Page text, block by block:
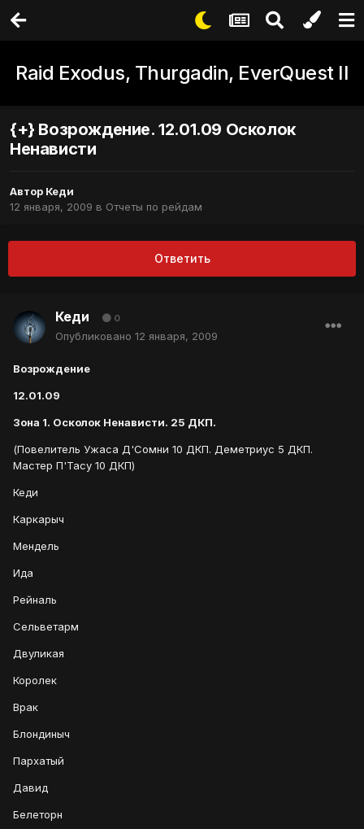
Raid Exodus, Thurgadin, EverQuest II
{+} Возрождение. 12.01.09 Осколок
Ненависти
Автор Кеди
12 января, 2009 в Отчеты по рейдам
Ответить
Кеди 0
Опубликовано 12 января, 2009
Возрождение
12.01.09
Зона 1. Осколок Ненависти. 25 ДКП.
(Повелитель Ужаса Д'Сомни 10 ДКП. Деметриус 5 ДКП.
Мастер П'Тасу 10 ДКП)
Кеди
Каркарыч
Мендель
Ида
Рейналь
Сельветарм
Двуликая
Королек
Врак
Блондиныч
Пархатый
Давид
Белеторн